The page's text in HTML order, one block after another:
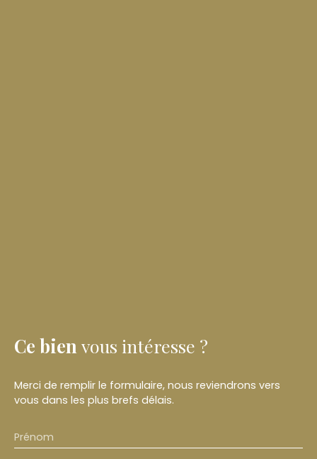
Ce bien vous intéresse ?
Merci de remplir le formulaire, nous reviendrons vers
vous dans les plus brefs délais.
Prénom